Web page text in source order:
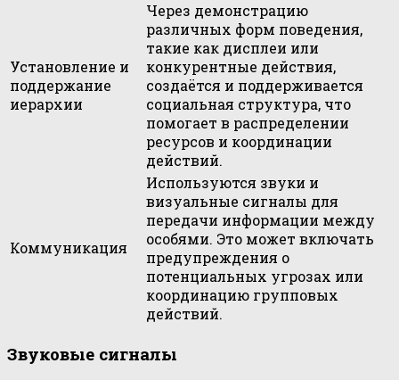
Установление и
поддержание
иерархии
Через демонстрацию
различных форм поведения,
такие как дисплеи или
конкурентные действия,
создаётся и поддерживается
социальная структура, что
помогает в распределении
ресурсов и координации
действий.
Коммуникация
Используются звуки и
визуальные сигналы для
передачи информации между
особями. Это может включать
предупреждения о
потенциальных угрозах или
координацию групповых
действий.
Звуковые сигналы